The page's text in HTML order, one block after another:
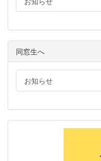
同窓生へ
お知らせ